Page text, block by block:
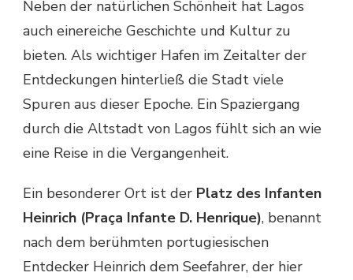
Neben der natürlichen Schönheit hat Lagos
auch einereiche Geschichte und Kultur zu
bieten. Als wichtiger Hafen im Zeitalter der
Entdeckungen hinterließ die Stadt viele
Spuren aus dieser Epoche. Ein Spaziergang
durch die Altstadt von Lagos fühlt sich an wie
eine Reise in die Vergangenheit.
Ein besonderer Ort ist der Platz des Infanten
Heinrich (Praça Infante D. Henrique), benannt
nach dem berühmten portugiesischen
Entdecker Heinrich dem Seefahrer, der hier